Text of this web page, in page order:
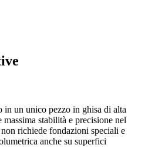
in un unico pezzo in ghisa di alta
stabilità e precisione nel
richiede fondazioni speciali e
anche su superfici